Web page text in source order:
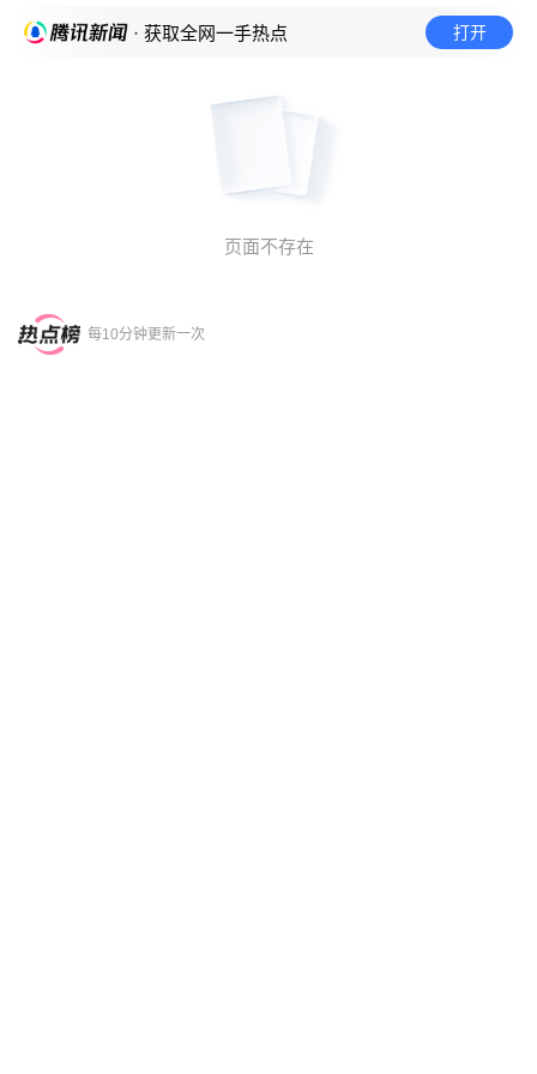
· 获取全网一手热点 打开
页面不存在
每10分钟更新一次